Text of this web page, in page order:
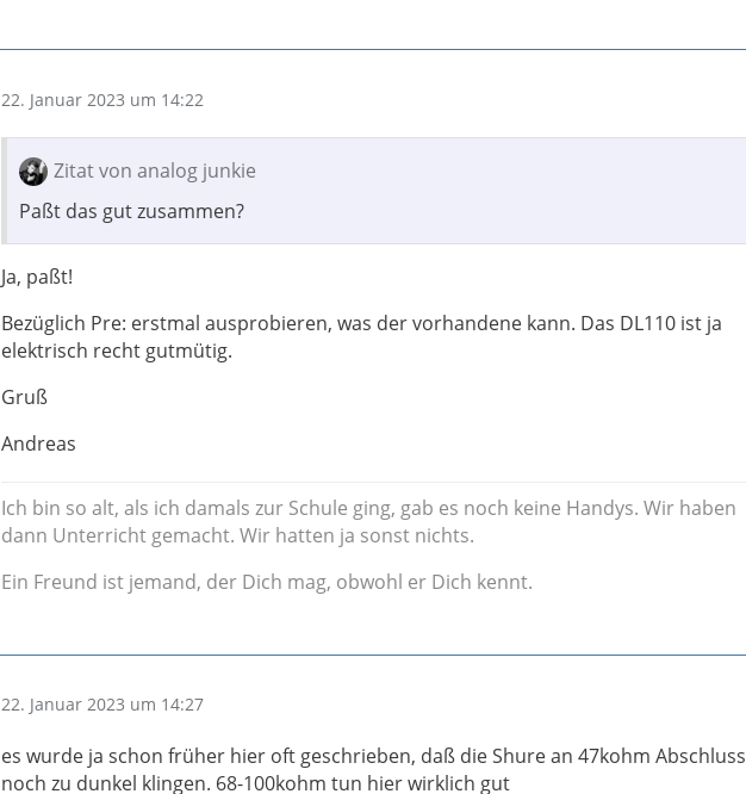
22. Januar 2023 um 14:22
Zitat von analog junkie
Paßt das gut zusammen?
Ja, paßt!
Bezüglich Pre: erstmal ausprobieren, was der vorhandene kann. Das DL110 ist ja
elektrisch recht gutmütig.
Gruß
Andreas
Ich bin so alt, als ich damals zur Schule ging, gab es noch keine Handys. Wir haben
dann Unterricht gemacht. Wir hatten ja sonst nichts.
Ein Freund ist jemand, der Dich mag, obwohl er Dich kennt.
22. Januar 2023 um 14:27
es wurde ja schon früher hier oft geschrieben, daß die Shure an 47kohm Abschluss
noch zu dunkel klingen. 68-100kohm tun hier wirklich gut